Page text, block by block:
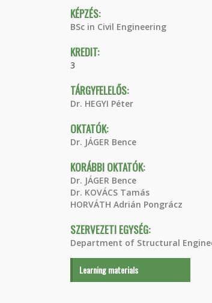
KÉPZÉS:
BSc in Civil Engineering
KREDIT:
3
TÁRGYFELELŐS:
Dr. HEGYI Péter
OKTATÓK:
Dr. JÁGER Bence
KORÁBBI OKTATÓK:
Dr. JÁGER Bence
Dr. KOVÁCS Tamás
HORVÁTH Adrián Pongrácz
SZERVEZETI EGYSÉG:
Department of Structural
Learning materials